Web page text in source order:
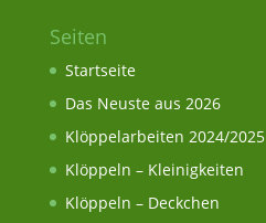
Seiten
Startseite
Das Neuste aus 2026
Klöppelarbeiten 2024/2025
Klöppeln – Kleinigkeiten
Klöppeln – Deckchen